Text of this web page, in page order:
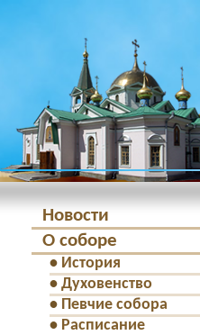
Новости
О соборе
• История
• Духовенство
• Певчие собора
• Расписание